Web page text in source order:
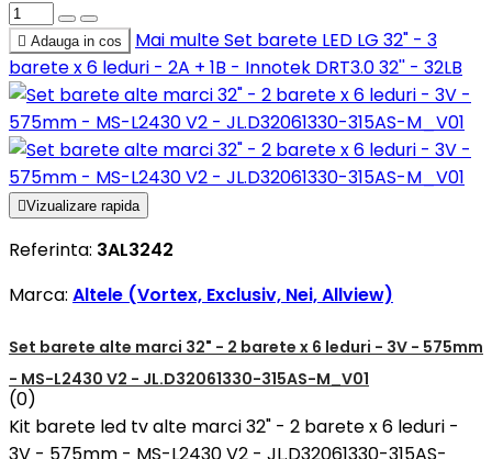
 Adauga in cos Mai multeSet barete LED LG 32" - 3
barete x 6 leduri - 2A + 1B - Innotek DRT3.0 32'' - 32LB
Vizualizare rapida
Referinta: 3AL3242
Marca: Altele (Vortex, Exclusiv, Nei, Allview)
Set barete alte marci 32" - 2 barete x 6 leduri - 3V - 575mm
- MS-L2430 V2 - JL.D32061330-315AS-M_V01
(0)
Kit barete led tv alte marci 32" - 2 barete x 6 leduri -
3V - 575mm - MS-L2430 V2 - JL.D32061330-315AS-